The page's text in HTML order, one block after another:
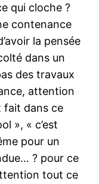
qui cloche ?
contenance
la pensée
dans un
des travaux
attention
fait dans ce
», « c’est
pour un
? pour ce
tout ce